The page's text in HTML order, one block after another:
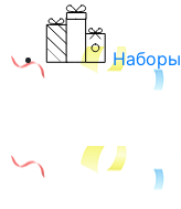
Наборы